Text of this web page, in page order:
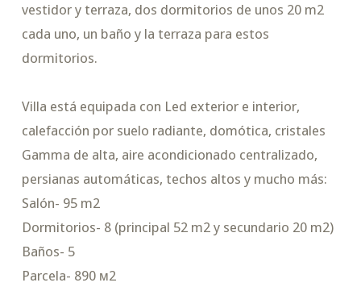
vestidor y terraza, dos dormitorios de unos 20 m2
cada uno, un baño y la terraza para estos
dormitorios.
Villa está equipada con Led exterior e interior,
calefacción por suelo radiante, domótica, cristales
Gamma de alta, aire acondicionado centralizado,
persianas automáticas, techos altos y mucho más:
Salón- 95 m2
Dormitorios- 8 (principal 52 m2 y secundario 20 m2)
Baños- 5
Parcela- 890 м2